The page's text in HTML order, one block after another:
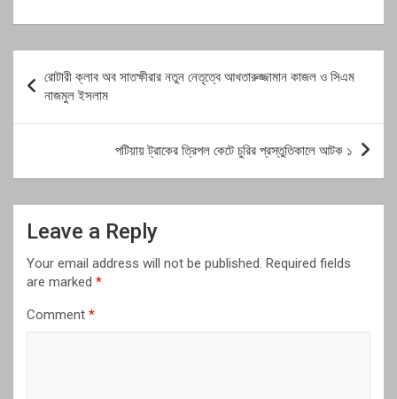
navigation
রোটারী ক্লাব অব সাতক্ষীরার নতুন নেতৃত্বে আখতারুজ্জামান কাজল ও সিএম
নাজমুল ইসলাম
পটিয়ায় ট্রাকের ত্রিপল কেটে চুরির প্রস্তুতিকালে আটক ১
Leave a Reply
Your email address will not be published. Required fields
are marked *
Comment *